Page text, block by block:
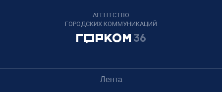
АГЕНТСТВО
ГОРОДСКИХ КОММУНИКАЦИЙ
Лента